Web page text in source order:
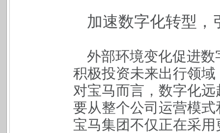
加速数字化转型，
外部环境变化促进
积极投资未来出行领
对宝马而言，数字化
要从整个公司运营模
宝马集团不仅正在采